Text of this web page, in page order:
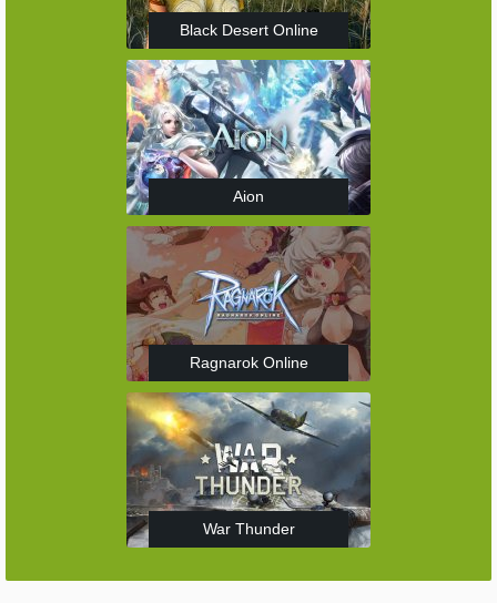
Black Desert Online
Aion
Ragnarok Online
War Thunder